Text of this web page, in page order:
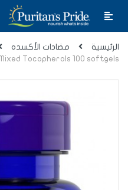
الرئيسية
مضادات الأكسده
Tocopherols 100 softgels